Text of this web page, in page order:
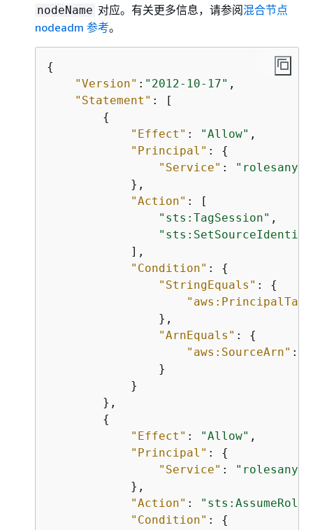
nodeName 对应。有关更多信息，请参阅混合节点
nodeadm 参考。
{
"Version" : "2012-10-17" ,
"Statement" : [
{
"Effect" : "Allow" ,
"Principal" : {
"Service" :
            },
"Action" : [
"sts:TagSession" ,
            ],
"Condition" : {
"StringEquals" : {
"aws:PrincipalTag/
                },
"ArnEquals" : {
"aws:SourceArn" :
                }
            }
        },
{
"Effect" : "Allow" ,
"Principal" : {
"Service" :
            },
"Action" : "sts:AssumeRole"
"Condition" : {